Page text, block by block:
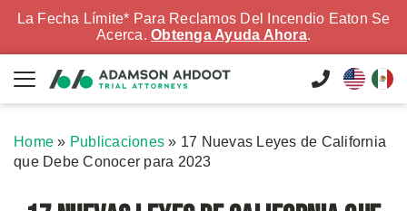
La Fecha Límite* Para Reclamos Del Incendio Eaton Se
Acerca. Obtenga Ayuda Ahora.
Home » Publicaciones » 17 Nuevas Leyes de California
que Debe Conocer para 2023